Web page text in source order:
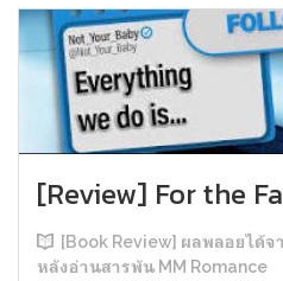
[Review] For the
[Book Review] ผลพลอยได้
หลังอ่านสารพัน MM Romance